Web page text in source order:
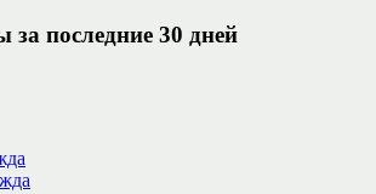
последние 30 дней